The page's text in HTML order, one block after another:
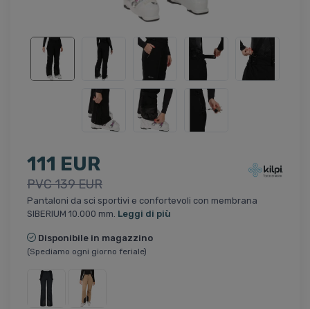
111 EUR
PVC 139 EUR
Pantaloni da sci sportivi e confortevoli con membrana
SIBERIUM 10.000 mm. Leggi di più
Disponibile in magazzino
(Spediamo ogni giorno feriale)